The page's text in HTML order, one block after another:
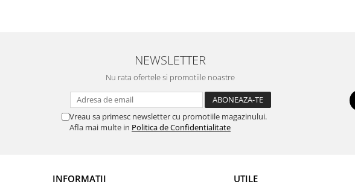
NEWSLETTER
Nu rata ofertele si promotiile noastre
Vreau sa primesc newsletter cu promotiile magazinului.
Afla mai multe in Politica de Confidentialitate
INFORMATII UTILE